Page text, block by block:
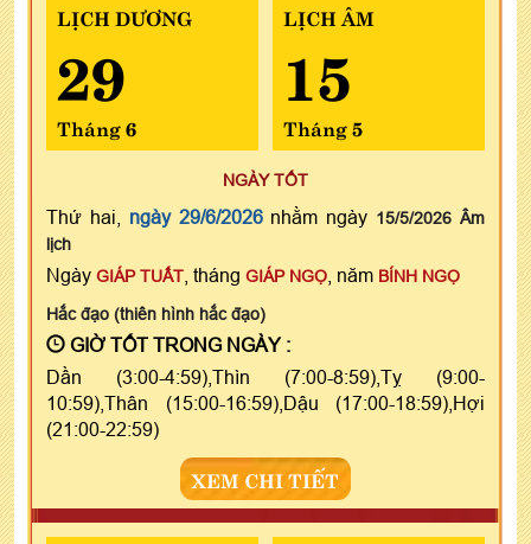
LỊCH DƯƠNG
29
Tháng 6
LỊCH ÂM
15
Tháng 5
NGÀY TỐT
Thứ hai, ngày 29/6/2026nhằm ngày 15/5/2026 Âm
lịch
Ngày GIÁP TUẤT , tháng GIÁP NGỌ , năm BÍNH NGỌ
Hắc đạo (thiên hình hắc đạo)
GIỜ TỐT TRONG NGÀY :
Dần (3:00-4:59),Thìn (7:00-8:59),Tỵ (9:00-
10:59),Thân (15:00-16:59),Dậu (17:00-18:59),Hợi
(21:00-22:59)
XEM CHI TIẾT